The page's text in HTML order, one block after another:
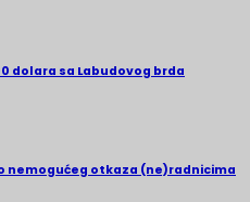
dolara sa Labudovog brda
nemogućeg otkaza (ne)radnicima